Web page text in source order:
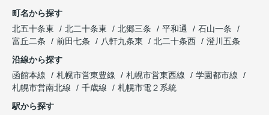
町名から探す
北五十条東
北二十条東 北郷三条 平和通
石山一条
富丘二条
前田七条 八軒九条東 北二十条西
澄川五条
沿線から探す
函館本線
札幌市営東豊線 札幌市営東西線
学園都市線
札幌市営南北線
千歳線
札幌市電２系統
駅から探す